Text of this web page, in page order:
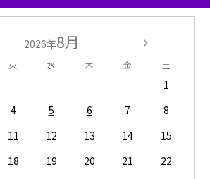
2026年8月
火 水 木 金 土
1
4 5 6 7
8
11 12 13 14
15
18 19 20 21
22